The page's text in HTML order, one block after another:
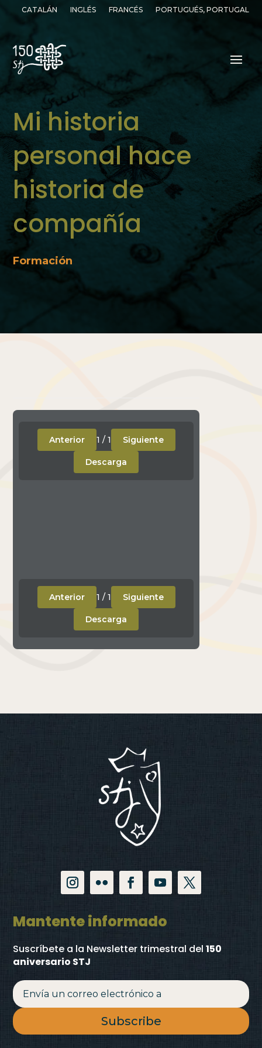
CATALÁN INGLÉS FRANCÉS PORTUGUÉS, PORTUGAL
Mi historia
personal hace
historia de
compañía
Formación
Anterior 1 / 1 Siguiente
Descarga
Anterior 1 / 1 Siguiente
Descarga
Mantente informado
Suscríbete a la Newsletter trimestral del150
aniversario STJ
Subscribe